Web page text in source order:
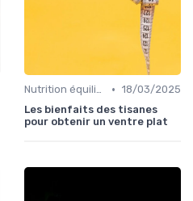
Nutrition équilibrée • 18/03/2025
Les bienfaits des tisanes
pour obtenir un ventre plat